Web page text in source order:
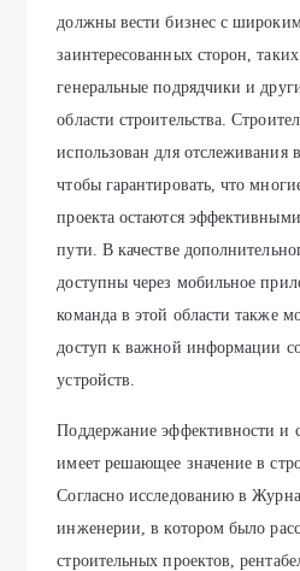
должны вести бизнес с
заинтересованных сторон,
генеральные подрядчики и
области строительства.
использован для отслеживания
чтобы гарантировать, что
проекта остаются
пути. В качестве
доступны через мобильное
команда в этой области также
доступ к важной информации
устройств.
Поддержание эффективности и
имеет решающее значение в
Согласно исследованию в
инженерии, в котором было
строительных проектов,